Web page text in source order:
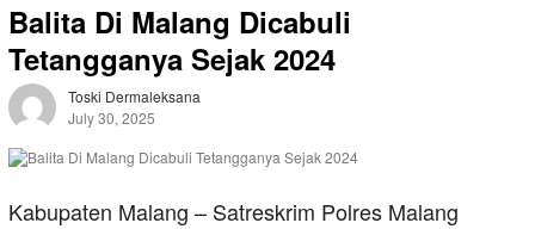
Balita Di Malang Dicabuli
Tetangganya Sejak 2024
Toski Dermaleksana
July 30, 2025
Kabupaten Malang – Satreskrim Polres Malang